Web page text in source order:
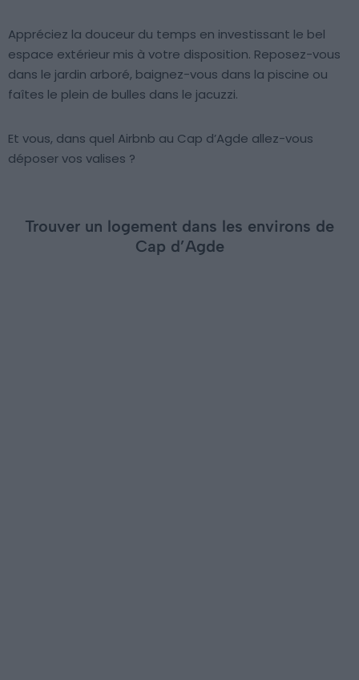
Appréciez la douceur du temps en investissant le bel
espace extérieur mis à votre disposition. Reposez-vous
dans le jardin arboré, baignez-vous dans la piscine ou
faîtes le plein de bulles dans le jacuzzi.
Et vous, dans quel Airbnb au Cap d’Agde allez-vous
déposer vos valises ?
Trouver un logement dans les environs de
Cap d’Agde